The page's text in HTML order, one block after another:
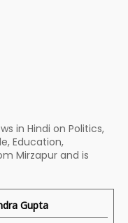
in Hindi on Politics,
Education,
Mirzapur and is
Gupta